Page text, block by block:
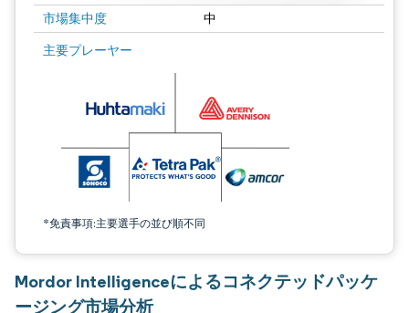
市場集中度 中
主要プレーヤー
*免責事項:主要選手の並び順不同
画像 © Mordor Intelligence。再利用にはCC BY 4.0の表示が必要です。
Mordor Intelligenceによるコネクテッドパッケ
ージング市場分析